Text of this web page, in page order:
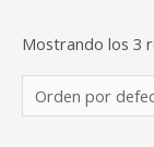
Mostrando los 3